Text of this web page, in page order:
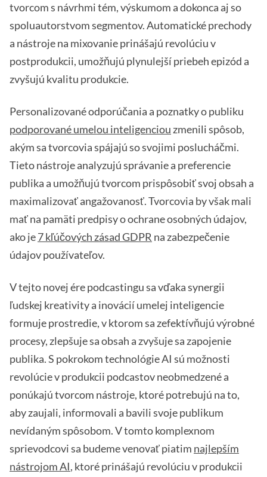
tvorcom s návrhmi tém, výskumom a dokonca aj so
spoluautorstvom segmentov. Automatické prechody
a nástroje na mixovanie prinášajú revolúciu v
postprodukcii, umožňujú plynulejší priebeh epizód a
zvyšujú kvalitu produkcie.
Personalizované odporúčania a poznatky o publiku
podporované umelou inteligenciou zmenili spôsob,
akým sa tvorcovia spájajú so svojimi poslucháčmi.
Tieto nástroje analyzujú správanie a preferencie
publika a umožňujú tvorcom prispôsobiť svoj obsah a
maximalizovať angažovanosť. Tvorcovia by však mali
mať na pamäti predpisy o ochrane osobných údajov,
ako je7 kľúčových zásad GDPR na zabezpečenie
údajov používateľov.
V tejto novej ére podcastingu sa vďaka synergii
ľudskej kreativity a inovácií umelej inteligencie
formuje prostredie, v ktorom sa zefektívňujú výrobné
procesy, zlepšuje sa obsah a zvyšuje sa zapojenie
publika. S pokrokom technológie AI sú možnosti
revolúcie v produkcii podcastov neobmedzené a
ponúkajú tvorcom nástroje, ktoré potrebujú na to,
aby zaujali, informovali a bavili svoje publikum
nevídaným spôsobom. V tomto komplexnom
sprievodcovi sa budeme venovať piatim najlepším
nástrojom AI, ktoré prinášajú revolúciu v produkcii